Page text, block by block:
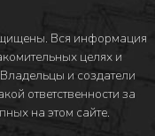
Вся информация
целях и
и создатели
ответственности за
на этом сайте.